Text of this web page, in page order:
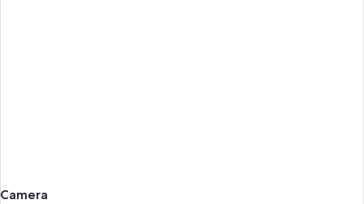
Camera